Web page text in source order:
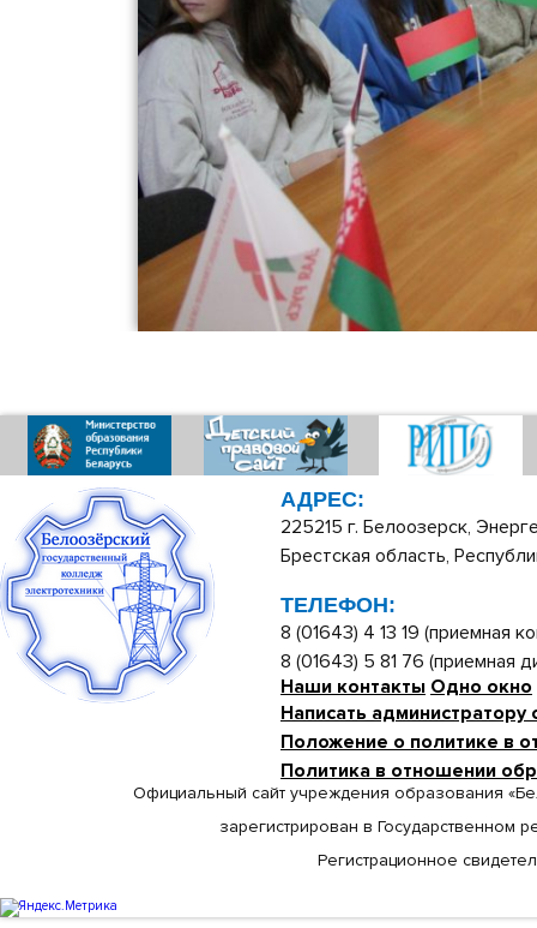
АДРЕС:
225215 г. Белоозерск,
Брестская область,
ТЕЛЕФОН:
8 (01643) 4 13 19 (приемная
8 (01643) 5 81 76 (приемная
Наши контакты Одно окно
Написать администратору
Положение о политике в
Политика в отношении
Официальный сайт учреждения образования
зарегистрирован в Государственном
Регистрационное